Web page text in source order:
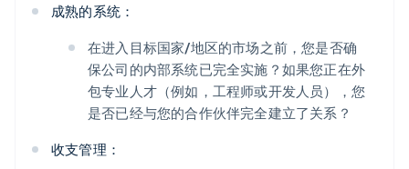
成熟的系统：
在进入目标国家/地区的市场之前，您是否确
保公司的内部系统已完全实施？如果您正在外
包专业人才（例如，工程师或开发人员），您
是否已经与您的合作伙伴完全建立了关系？
收支管理：